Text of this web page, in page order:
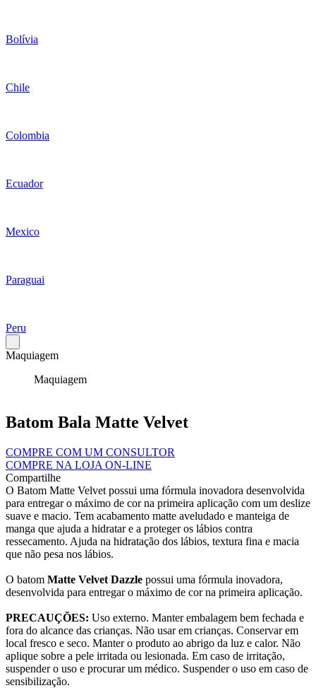
Bolívia
Chile
Colombia
Ecuador
Mexico
Paraguai
Peru
Maquiagem
Maquiagem
Batom Bala Matte Velvet
COMPRE COM UM CONSULTOR
COMPRE NA LOJA ON-LINE
Compartilhe
O Batom Matte Velvet possui uma fórmula inovadora desenvolvida
para entregar o máximo de cor na primeira aplicação com um deslize
suave e macio. Tem acabamento matte aveludado e manteiga de
manga que ajuda a hidratar e a proteger os lábios contra
ressecamento. Ajuda na hidratação dos lábios, textura fina e macia
que não pesa nos lábios.
O batom Matte Velvet Dazzle possui uma fórmula inovadora,
desenvolvida para entregar o máximo de cor na primeira aplicação.
PRECAUÇÕES: Uso externo. Manter embalagem bem fechada e
fora do alcance das crianças. Não usar em crianças. Conservar em
local fresco e seco. Manter o produto ao abrigo da luz e calor. Não
aplique sobre a pele irritada ou lesionada. Em caso de irritação,
suspender o uso e procurar um médico. Suspender o uso em caso de
sensibilização.